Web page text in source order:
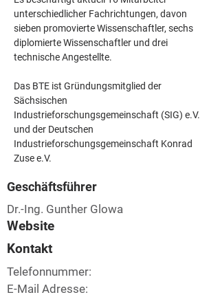
unterschiedlicher Fachrichtungen, davon
sieben promovierte Wissenschaftler, sechs
diplomierte Wissenschaftler und drei
technische Angestellte.
Das BTE ist Gründungsmitglied der
Sächsischen
Industrieforschungsgemeinschaft (SIG) e.V.
und der Deutschen
Industrieforschungsgemeinschaft Konrad
Zuse e.V.
Geschäftsführer
Dr.-Ing. Gunther Glowa
Website
Kontakt
Telefonnummer:
E-Mail Adresse: